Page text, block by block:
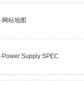
· 网站地图
· Power Supply SPEC​